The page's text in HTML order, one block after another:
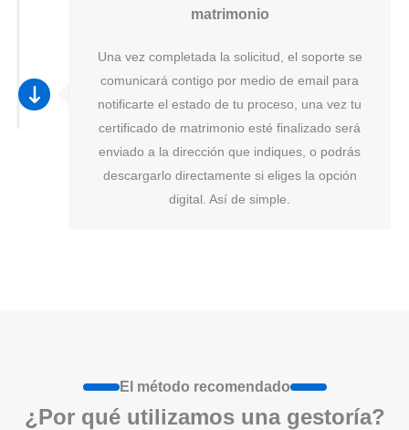
matrimonio
Una vez completada la solicitud, el soporte se
comunicará contigo por medio de email para
notificarte el estado de tu proceso, una vez tu
certificado de matrimonio esté finalizado será
enviado a la dirección que indiques, o podrás
descargarlo directamente si eliges la opción
digital. Así de simple.
El método recomendado
¿Por qué utilizamos una gestoría?